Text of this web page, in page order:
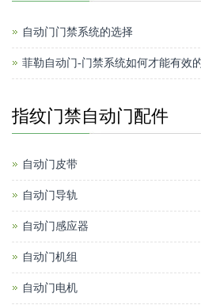
自动门门禁系统的选择
菲勒自动门-门禁系统如何才能有效
指纹门禁自动门配件
自动门皮带
自动门导轨
自动门感应器
自动门机组
自动门电机